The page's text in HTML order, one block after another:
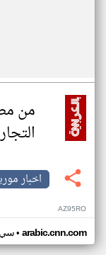
من
اخبار
AZ95RO
سي• arabic.cnn.com